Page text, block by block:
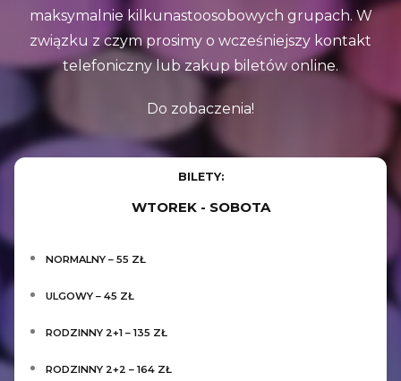
maksymalnie kilkunastoosobowych grupach. W
związku z czym prosimy o wcześniejszy kontakt
telefoniczny lub zakup biletów online.
Do zobaczenia!
BILETY:
WTOREK - SOBOTA
NORMALNY – 55 ZŁ
ULGOWY – 45 ZŁ
RODZINNY 2+1 – 135 ZŁ
RODZINNY 2+2 – 164 ZŁ